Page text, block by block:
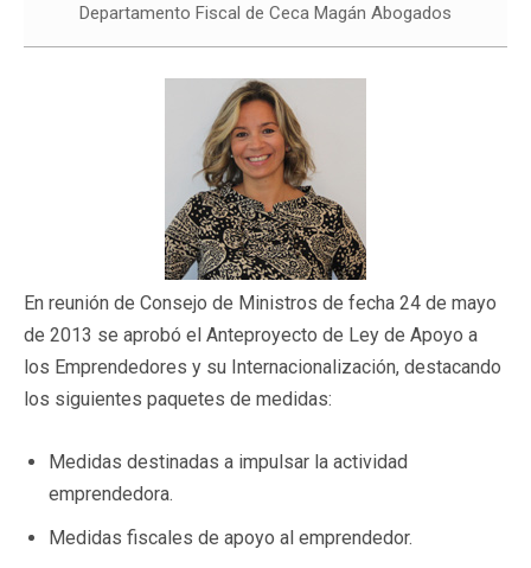
Departamento Fiscal de Ceca Magán Abogados
En reunión de Consejo de Ministros de fecha 24 de mayo
de 2013 se aprobó el Anteproyecto de Ley de Apoyo a
los Emprendedores y su Internacionalización, destacando
los siguientes paquetes de medidas:
Medidas destinadas a impulsar la actividad
emprendedora.
Medidas fiscales de apoyo al emprendedor.